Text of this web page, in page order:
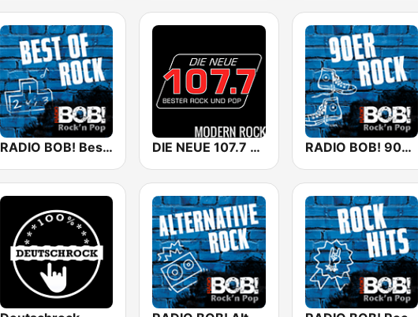
RADIO BOB! Best of Rock DIE NEUE 107.7 Modern Rock RADIO BOB! 90er Rock